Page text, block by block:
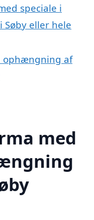
speciale i
eller hele
ophængning af
med